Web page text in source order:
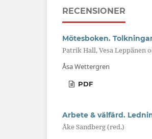
RECENSIONER
Mötesboken.
Patrik Hall, Vesa Leppänen
Åsa Wettergren
PDF
Arbete & välfärd.
Åke Sandberg (red.)